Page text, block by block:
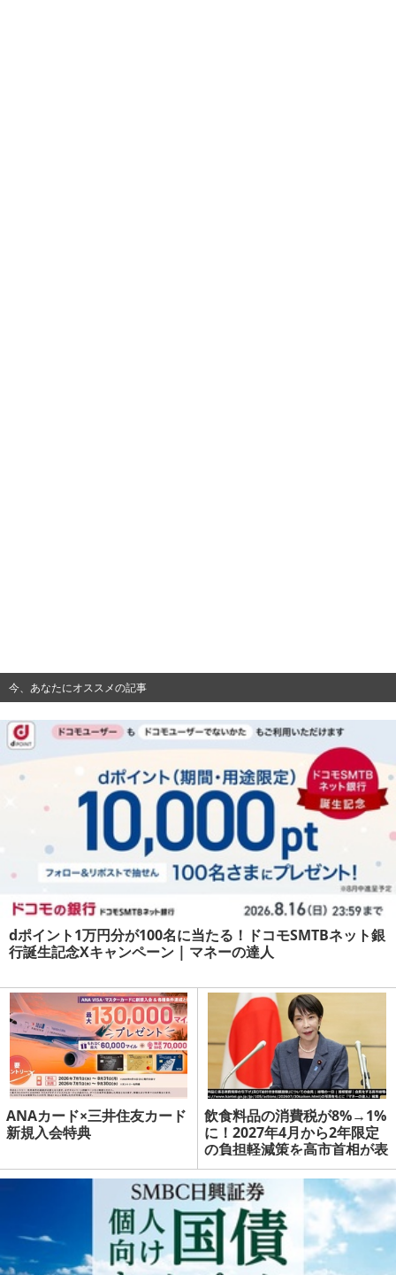
今、あなたにオススメの記事
dポイント1万円分が100名に当たる！ドコモSMTBネット銀
行誕生記念Xキャンペーン | マネーの達人
ANAカード×三井住友カード
新規入会特典
飲食料品の消費税が8%→1%
に！2027年4月から2年限定
の負担軽減策を高市首相が表
明 | マネーの達人